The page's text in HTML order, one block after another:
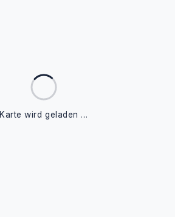
Karte wird geladen …